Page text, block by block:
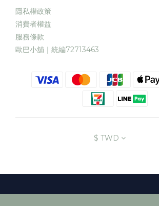
隱私權政策
消費者權益
服務條款
歐巴小舖｜統編72713463
$ TWD